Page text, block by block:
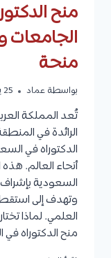
منح
الجامعات
منحة
بواسطة عماد 25 يوليو، 2025
تُعد المملكة
الرائدة في
الدكتوراه في
أنحاء العالم.
السعودية
وتهدف إلى
العلمي. لماذا
منح الدكتوراه